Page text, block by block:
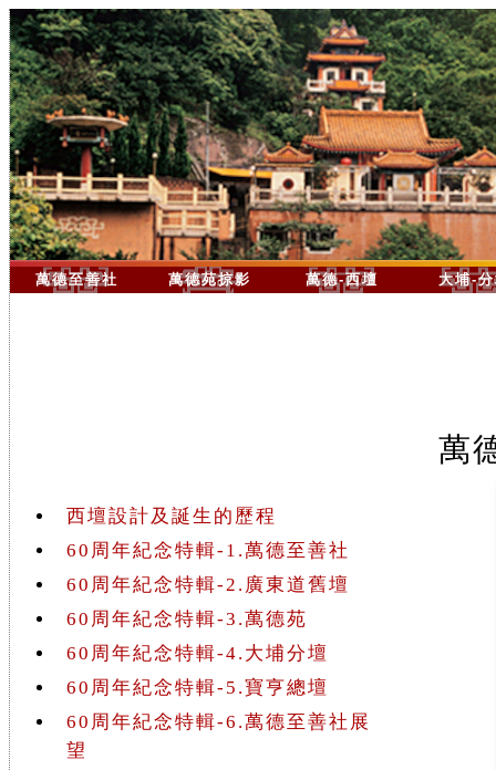
萬德至善社 萬德苑掠影 萬德-西壇 大埔-
萬
西壇設計及誕生的歷程
60周年紀念特輯-1.萬德至善社
60周年紀念特輯-2.廣東道舊壇
60周年紀念特輯-3.萬德苑
60周年紀念特輯-4.大埔分壇
60周年紀念特輯-5.寶亨總壇
60周年紀念特輯-6.萬德至善社展
望